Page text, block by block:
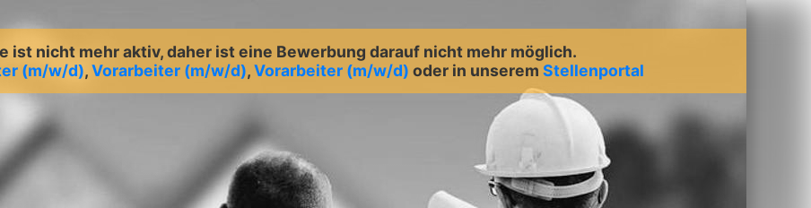
ist nicht mehr aktiv, daher ist eine Bewerbung darauf nicht mehr möglich.
(m/w/d),Vorarbeiter (m/w/d),Vorarbeiter (m/w/d) oder in unserem Stellenportal